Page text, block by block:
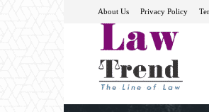
About Us Privacy Policy